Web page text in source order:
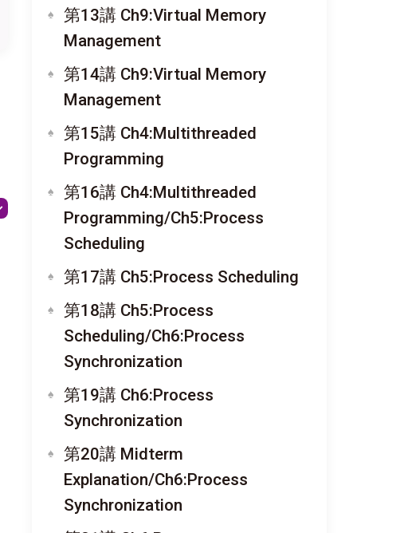
第13講 Ch9:Virtual Memory
Management
第14講 Ch9:Virtual Memory
Management
第15講 Ch4:Multithreaded
Programming
第16講 Ch4:Multithreaded
Programming/Ch5:Process
Scheduling
第17講 Ch5:Process Scheduling
第18講 Ch5:Process
Scheduling/Ch6:Process
Synchronization
第19講 Ch6:Process
Synchronization
第20講 Midterm
Explanation/Ch6:Process
Synchronization